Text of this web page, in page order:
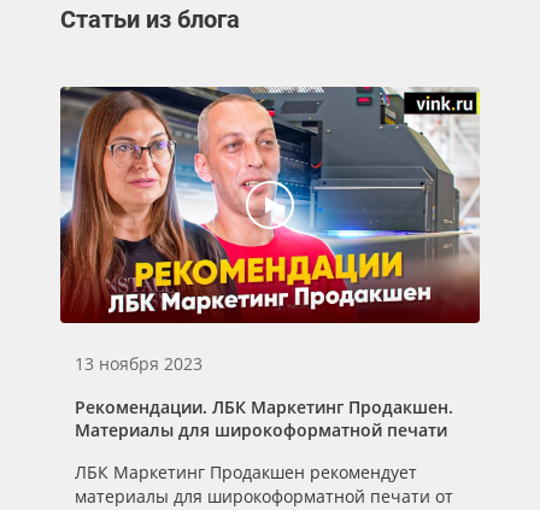
Статьи из блога
13 ноября 2023
Рекомендации. ЛБК Маркетинг Продакшен.
Материалы для широкоформатной печати
ЛБК Маркетинг Продакшен рекомендует
материалы для широкоформатной печати от